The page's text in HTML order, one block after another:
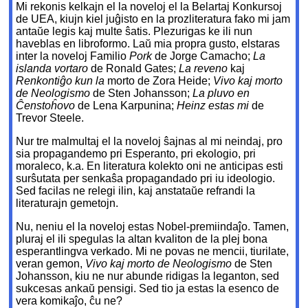
Mi rekonis kelkajn el la noveloj el la Belartaj Konkursoj
de UEA, kiujn kiel juĝisto en la prozliteratura fako mi jam
antaŭe legis kaj multe ŝatis. Plezurigas ke ili nun
haveblas en libroformo. Laŭ mia propra gusto, elstaras
inter la noveloj FamilioPorkde Jorge Camacho;La
islanda vortarode Ronald Gates;La reveno kaj
Renkontiĝo kun la morto de Zora Heide; Vivo kaj morto
de Neologismode Sten Johansson;La pluvo en
Ĉenstoĥovo de Lena Karpunina;Heinz estas mi de
Trevor Steele.
Nur tre malmultaj el la noveloj ŝajnas al mi neindaj, pro
sia propagandemo pri Esperanto, pri ekologio, pri
moraleco, k.a. En literatura kolekto oni ne anticipas esti
surŝutata per senkaŝa propagandado pri iu ideologio.
Sed facilas ne relegi ilin, kaj anstataŭe refrandi la
literaturajn gemetojn.
Nu, neniu el la noveloj estas Nobel-premiindaĵo. Tamen,
pluraj el ili spegulas la altan kvaliton de la plej bona
esperantlingva verkado. Mi ne povas ne mencii, tiurilate,
veran gemon, Vivo kaj morto de Neologismo de Sten
Johansson, kiu ne nur abunde ridigas la leganton, sed
sukcesas ankaŭ pensigi. Sed tio ja estas la esenco de
vera komikaĵo, ĉu ne?